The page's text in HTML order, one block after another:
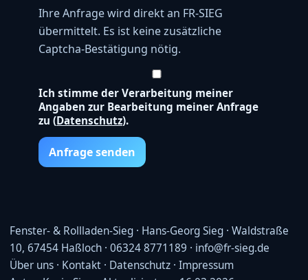
Ihre Anfrage wird direkt an FR-SIEG
übermittelt. Es ist keine zusätzliche
Captcha-Bestätigung nötig.
Ich stimme der Verarbeitung meiner
Angaben zur Bearbeitung meiner Anfrage
zu (Datenschutz).
Anfrage senden
Fenster- & Rollladen-Sieg · Hans-Georg Sieg · Waldstraße
10, 67454 Haßloch · 06324 8771189 · info@fr-sieg.de
Über uns · Kontakt · Datenschutz · Impressum